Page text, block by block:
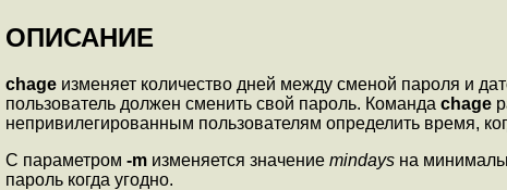
ОПИСАНИЕ
chage изменяет количество дней между сменой пароля и
пользователь должен сменить свой пароль. Команда chage
непривилегированным пользователям определить время,
С параметром -m изменяется значение mindays на
пароль когда угодно.